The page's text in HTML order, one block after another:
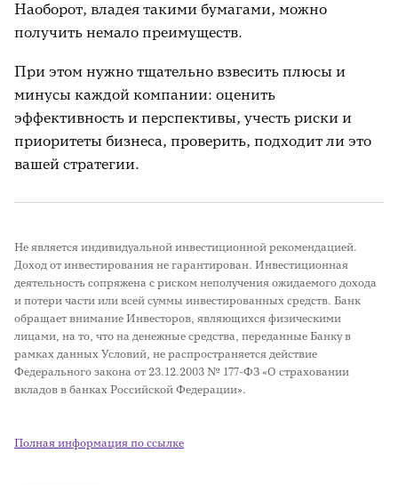
Наоборот, владея такими бумагами, можно
получить немало преимуществ.
При этом нужно тщательно взвесить плюсы и
минусы каждой компании: оценить
эффективность и перспективы, учесть риски и
приоритеты бизнеса, проверить, подходит ли это
вашей стратегии.
Не является индивидуальной инвестиционной рекомендацией.
Доход от инвестирования не гарантирован. Инвестиционная
деятельность сопряжена с риском неполучения ожидаемого дохода
и потери части или всей суммы инвестированных средств. Банк
обращает внимание Инвесторов, являющихся физическими
лицами, на то, что на денежные средства, переданные Банку в
рамках данных Условий, не распространяется действие
Федерального закона от 23.12.2003 № 177-ФЗ «О страховании
вкладов в банках Российской Федерации».
Полная информация по ссылке